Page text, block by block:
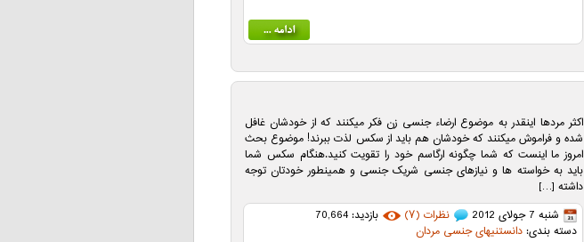
اکثر مردها اینقدر به موضوع ارضاء جنسی زن فکر میکنند که از خودشان غافل
شده و فراموش میکنند که خودشان هم باید از سکس لذت ببرند! موضوع بحث
امروز ما اینست که شما چگونه ارگاسم خود را تقویت کنید.هنگام سکس شما
باید به خواسته ها و نیازهای جنسی شریک جنسی و همینطور خودتان توجه
داشته […]
شنبه 7 جولای 2012
نظرات (۷)
بازدید: 70,664
دسته بندی:دانستنیهای جنسی مردان